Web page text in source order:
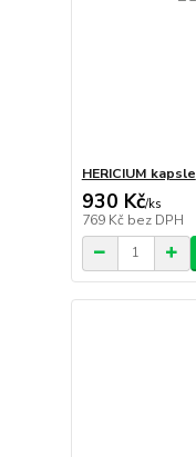
HERICIUM kapsle
930 Kč/ks
769 Kč bez DPH